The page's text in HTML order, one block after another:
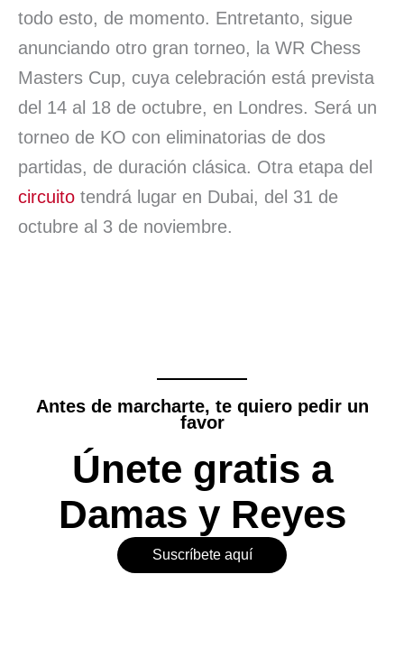
todo esto, de momento. Entretanto, sigue
anunciando otro gran torneo, la WR Chess
Masters Cup, cuya celebración está prevista
del 14 al 18 de octubre, en Londres. Será un
torneo de KO con eliminatorias de dos
partidas, de duración clásica. Otra etapa del
circuito tendrá lugar en Dubai, del 31 de
octubre al 3 de noviembre.
Antes de marcharte, te quiero pedir un
favor
Únete gratis a
Damas y Reyes
Suscríbete aquí